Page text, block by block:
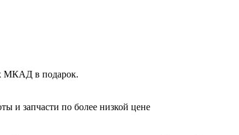
МКАД в подарок.
и запчасти по более низкой цене